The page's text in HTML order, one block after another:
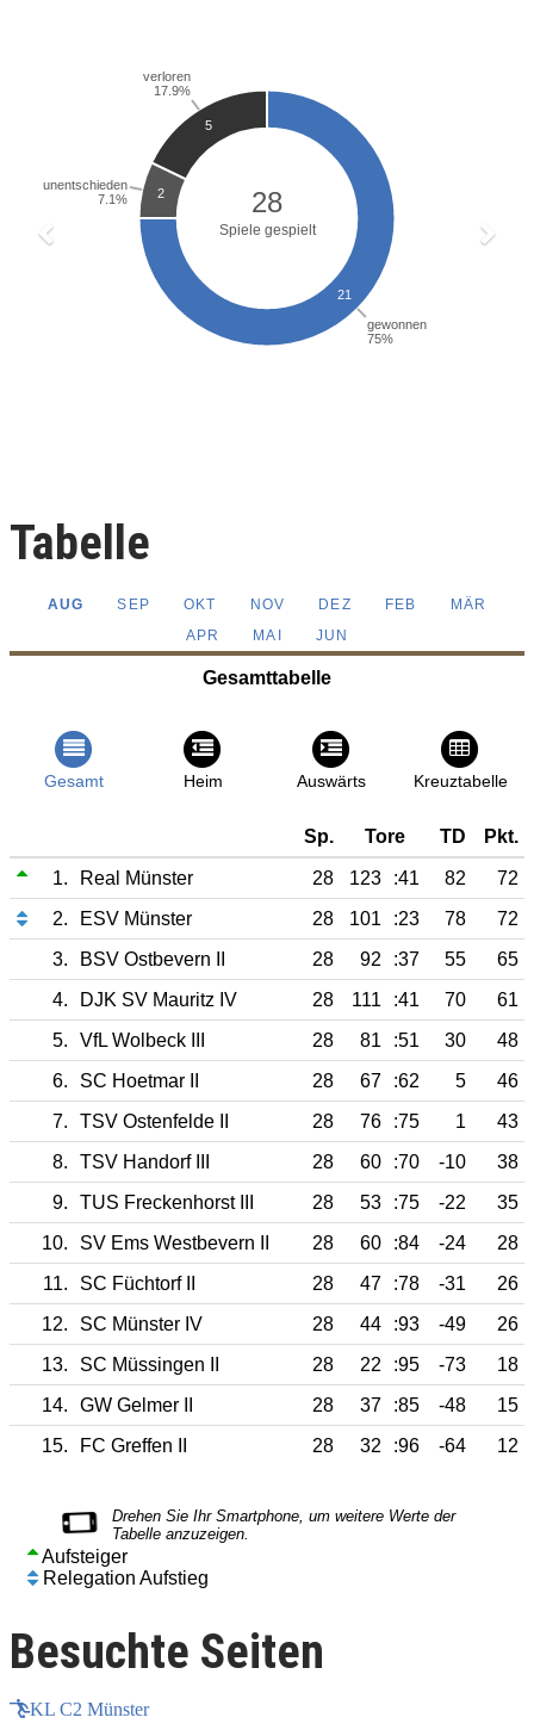
Tabelle
AUG SEP OKT NOV DEZ FEB
MÄR
APR
MAI JUN
Gesamttabelle
Gesamt Heim Auswärts Kreuztabelle
Sp. Tore TD Pkt.
1. Real Münster 28 123 :41 82
72
2.
ESV Münster 28 101 :23 78
72
3.
BSV Ostbevern II 28 92 :37 55
65
4.
DJK SV Mauritz IV 28 111 :41 70
61
5.
VfL Wolbeck III 28 81 :51 30
48
6.
SC Hoetmar II 28 67 :62 5
46
7.
TSV Ostenfelde II 28 76 :75 1
43
8.
TSV Handorf III 28 60 :70 -10
38
9.
TUS Freckenhorst III 28 53 :75 -22
35
10.
SV Ems Westbevern II 28 60 :84 -24
28
11.
SC Füchtorf II 28 47 :78 -31
26
12.
SC Münster IV 28 44 :93 -49
26
13.
SC Müssingen II 28 22 :95 -73
18
14.
GW Gelmer II 28 37 :85 -48
15
15.
FC Greffen II 28 32 :96 -64 12
Aufsteiger
Relegation Aufstieg
Besuchte Seiten
KL C2 Münster